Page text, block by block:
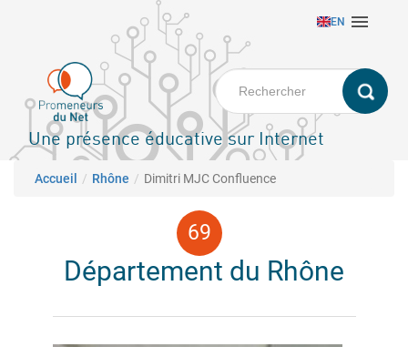
principal
EN 
Une présence éducative sur Internet
Fil d'Ariane
Accueil Rhône Dimitri MJC Confluence
Département du Rhône